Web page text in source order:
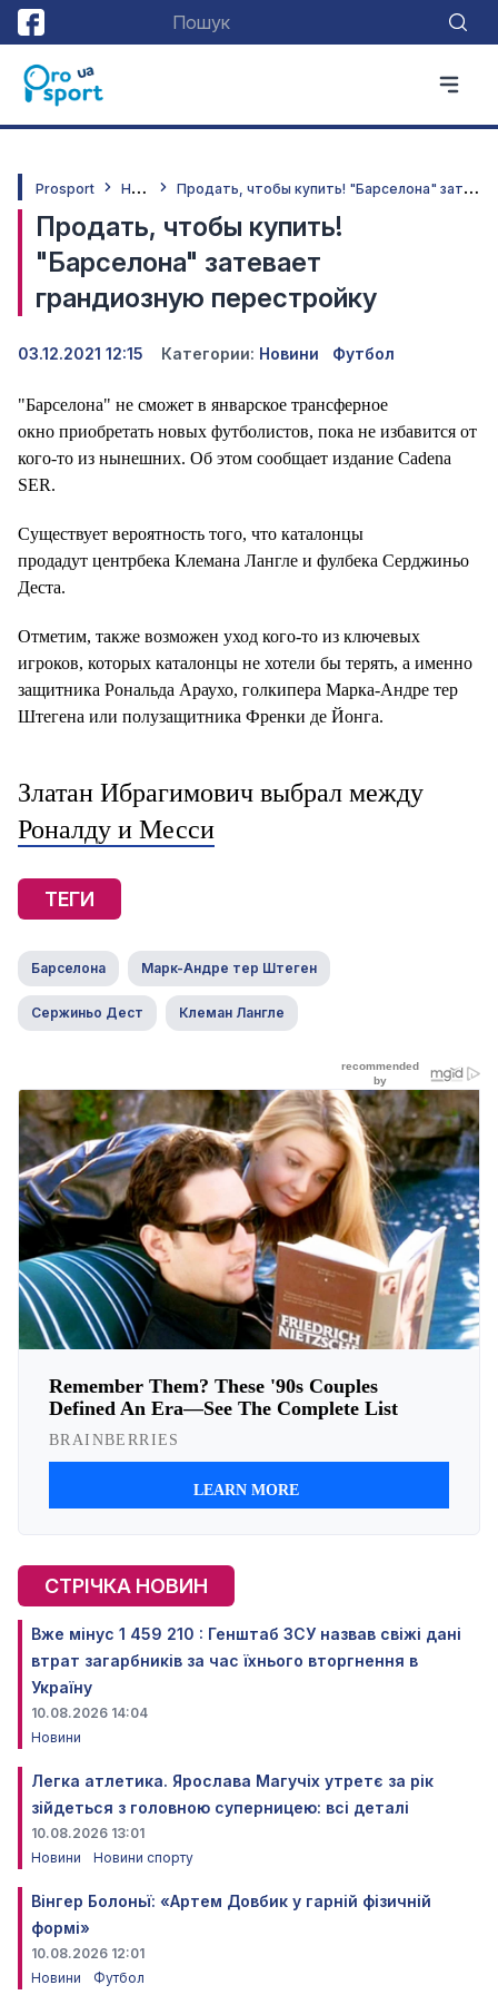
Prosport Н
овини П
родать, чтобы купить! "Барселона" затевает грандиозную перестройку
Продать, чтобы купить!
"Барселона" затевает
грандиозную перестройку
03.12.2021 12:15 Категории: Новини Футбол
"Барселона" не сможет в январское трансферное
окно приобретать новых футболистов, пока не избавится от
кого-то из нынешних. Об этом сообщает издание Cadena
SER.
Существует вероятность того, что каталонцы
продадут центрбека Клемана Лангле и фулбека Серджиньо
Деста.
Отметим, также возможен уход кого-то из ключевых
игроков, которых каталонцы не хотели бы терять, а именно
защитника Рональда Араухо, голкипера Марка-Андре тер
Штегена или полузащитника Френки де Йонга.
Златан Ибрагимович выбрал между
Роналду и Месси
ТЕГИ
Барселона Марк-Андре тер Штеген
Сержиньо Дест Клеман Лангле
СТРІЧКА НОВИН
Вже мінус 1 459 210 : Генштаб ЗСУ назвав свіжі дані
втрат загарбників за час їхнього вторгнення в
Україну
10.08.2026 14:04
Новини
Легка атлетика. Ярослава Магучіх утретє за рік
зійдеться з головною суперницею: всі деталі
10.08.2026 13:01
Новини
Новини спорту
Вінгер Болоньї: «Артем Довбик у гарній фізичній
формі»
10.08.2026 12:01
Новини
Футбол